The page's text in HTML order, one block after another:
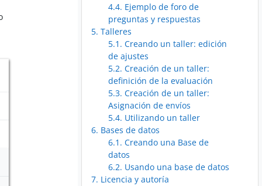
4.4. Ejemplo de foro de
preguntas y respuestas
5. Talleres
5.1. Creando un taller: edición
de ajustes
5.2. Creación de un taller:
definición de la evaluación
5.3. Creación de un taller:
Asignación de envíos
5.4. Utilizando un taller
6. Bases de datos
6.1. Creando una Base de
datos
6.2. Usando una base de datos
7. Licencia y autoría